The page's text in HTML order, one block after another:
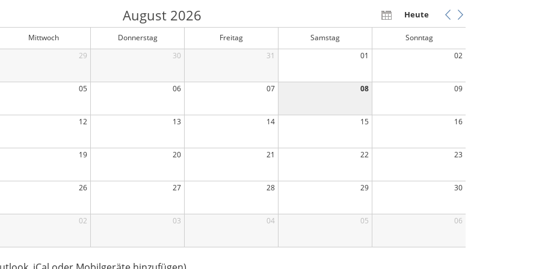
Heute
August 2026
Mittwoch Donnerstag Freitag Samstag
Sonntag
29 30 31 01 02
05 06 07 08 09
12 13 14 15 16
19 20 21 22 23
26 27 28 29 30
02 03 04 05 06